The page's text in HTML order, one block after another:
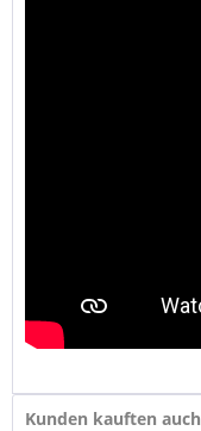
Kunden kauften auch